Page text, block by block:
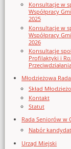
Konsultacje w
Współpracy
2025
Konsultacje w
Współpracy
2026
Konsultacje
Profilaktyki i
Młodzieżowa
Skład
Kontakt
Statut
Rada Seniorów w
Nabór
Urząd Miejski